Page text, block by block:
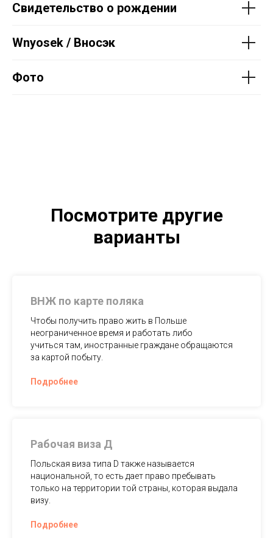
Свидетельство о рождении
Wnyosek / Вносэк
Фото
Посмотрите другие
варианты
ВНЖ по карте поляка
Чтобы получить право жить в Польше
неограниченное время и работать либо
учиться там, иностранные граждане обращаются
за картой побыту.
Подробнее
Рабочая виза Д
Польская виза типа D также называется
национальной, то есть дает право пребывать
только на территории той страны, которая выдала
визу.
Подробнее